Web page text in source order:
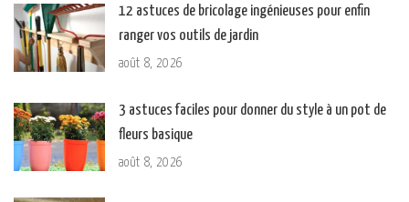
12 astuces de bricolage ingénieuses pour enfin
ranger vos outils de jardin
août 8, 2026
3 astuces faciles pour donner du style à un pot de
fleurs basique
août 8, 2026